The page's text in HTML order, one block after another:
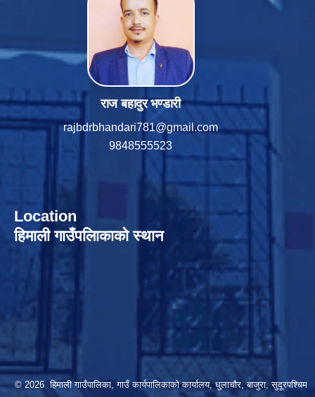
राज बहादुर भण्डारी
rajbdrbhandari781@gmail.com
9848555523
Location
हिमाली गाउँपलािकाको स्थान
© 2026 हिमाली गाउँपालिका, गाउँ कार्यपालिकाकाे कार्यालय, धुलाचौर, बाजुरा, सुदूरपश्चिम